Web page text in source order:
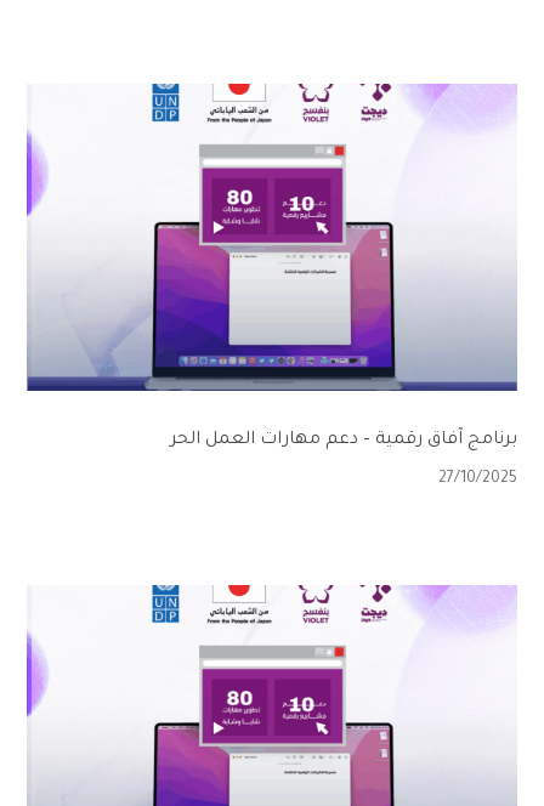
برنامج آفاق رقمية – دعم مهارات العمل الحر
27/10/2025